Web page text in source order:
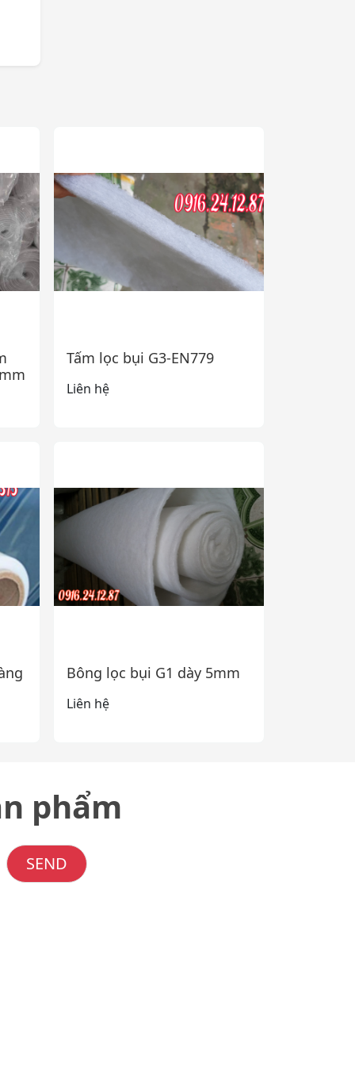
Tấm lọc bụi G3-EN779
Liên hệ
Bông lọc bụi G1 dày 5mm
Liên hệ
phẩm
SEND